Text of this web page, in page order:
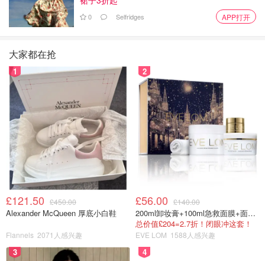
0 Selfridges APP打开
大家都在抢
1
£121.50 £450.00
Alexander McQueen 厚底小白鞋
Flannels 2071人感兴趣
2
£56.00 £140.00
200ml卸妆膏+100ml急救面膜+面霜+洁颜布
总价值£204=2.7折！闭眼冲这套！
EVE LOM 1588人感兴趣
3 4